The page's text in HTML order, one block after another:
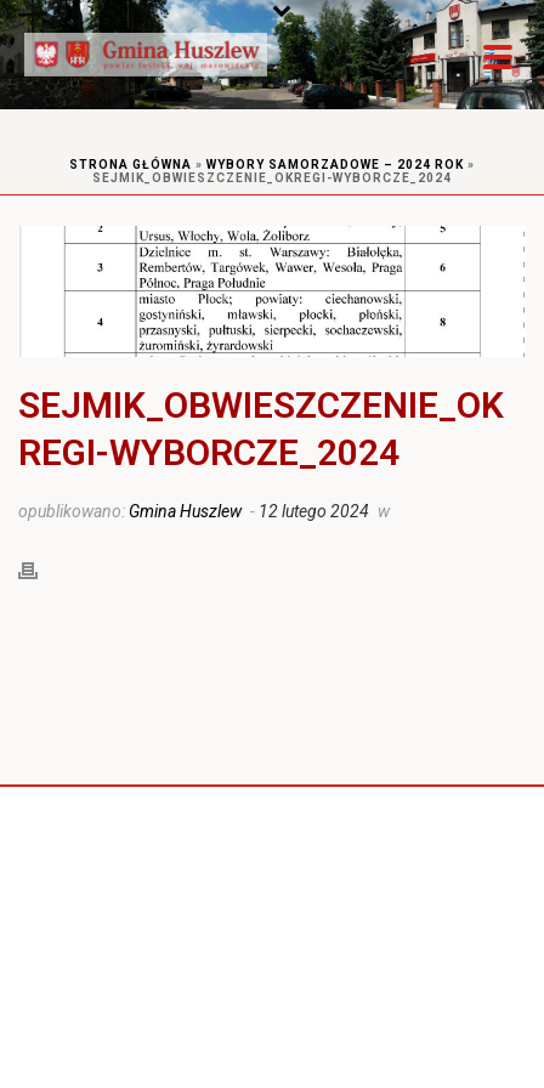
STRONA GŁÓWNA » WYBORY SAMORZADOWE – 2024 ROK »
SEJMIK_OBWIESZCZENIE_OKREGI-WYBORCZE_2024
SEJMIK_OBWIESZCZENIE_OK
REGI-WYBORCZE_2024
opublikowano: Gmina Huszlew - 12 lutego 2024 w